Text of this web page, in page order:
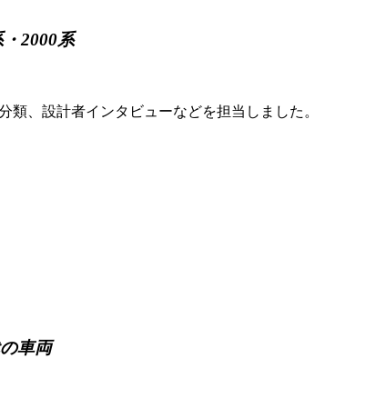
2000系
類、設計者インタビューなどを担当しました。
車両